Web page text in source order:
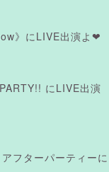
》にLIVE出演よ❤︎
にLIVE出演
フターパーティーに